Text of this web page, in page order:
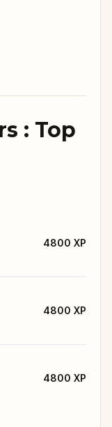
: Top
4800 XP
4800 XP
4800 XP